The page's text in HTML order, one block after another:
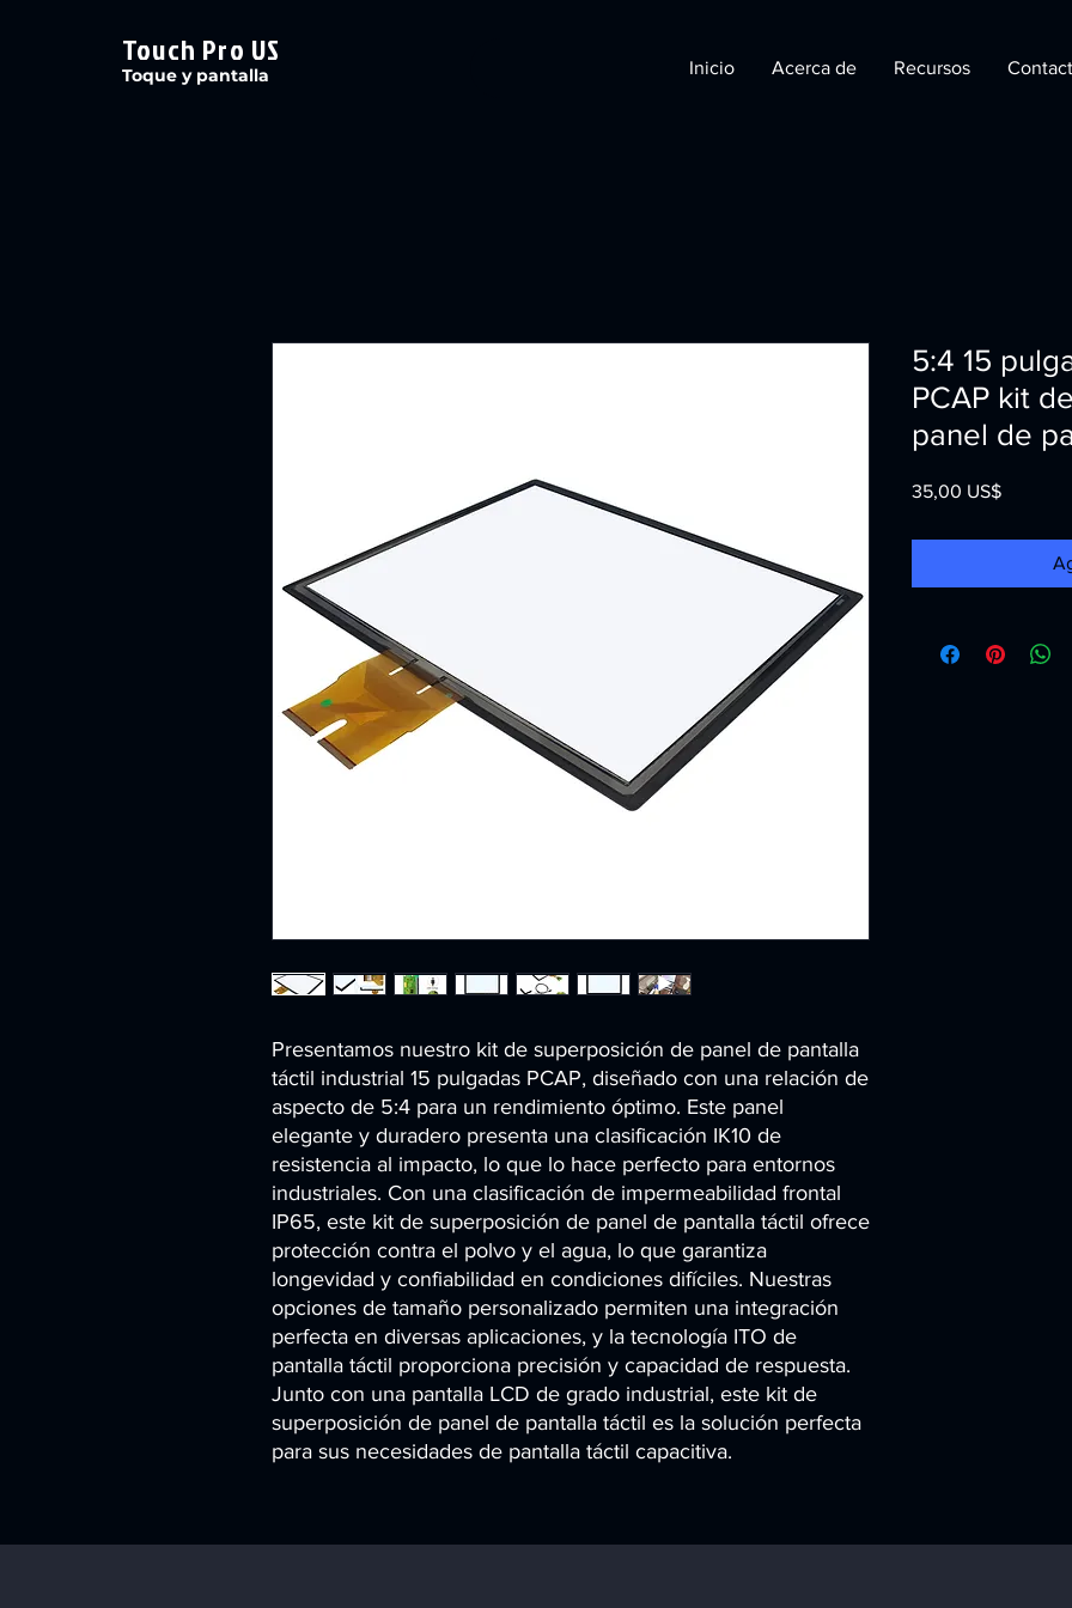
Touch Pro US
Toque y pantalla Inicio Acerca de Recursos
Presentamos nuestro kit de superposición de panel de pantalla
táctil industrial 15 pulgadas PCAP, diseñado con una relación de
aspecto de 5:4 para un rendimiento óptimo. Este panel
elegante y duradero presenta una clasificación IK10 de
resistencia al impacto, lo que lo hace perfecto para entornos
industriales. Con una clasificación de impermeabilidad frontal
IP65, este kit de superposición de panel de pantalla táctil ofrece
protección contra el polvo y el agua, lo que garantiza
longevidad y confiabilidad en condiciones difíciles. Nuestras
opciones de tamaño personalizado permiten una integración
perfecta en diversas aplicaciones, y la tecnología ITO de
pantalla táctil proporciona precisión y capacidad de respuesta.
Junto con una pantalla LCD de grado industrial, este kit de
superposición de panel de pantalla táctil es la solución perfecta
para sus necesidades de pantalla táctil capacitiva.
5:4 15
PCAP kit
panel de
35,00 US$Precio